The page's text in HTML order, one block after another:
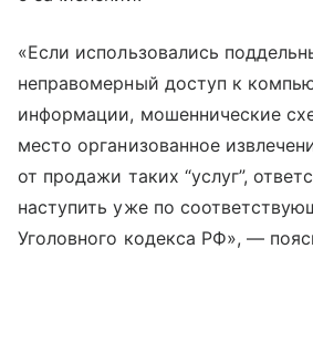
«Если использовались
неправомерный доступ к
информации, мошеннические
место организованное
от продажи таких “услуг”,
наступить уже по
Уголовного кодекса РФ», —